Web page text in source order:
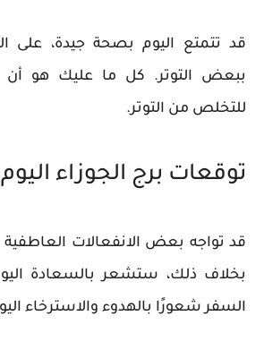
​​قد تتمتع اليوم بصحة جيدة،
ببعض التوتر. كل ما عليك هو
للتخلص من التوتر.
توقعات برج الجوزاء اليوم
قد تواجه بعض الانفعالات العاطفية
بخلاف ذلك، ستشعر بالسعادة
السفر شعورًا بالهدوء والاسترخاء